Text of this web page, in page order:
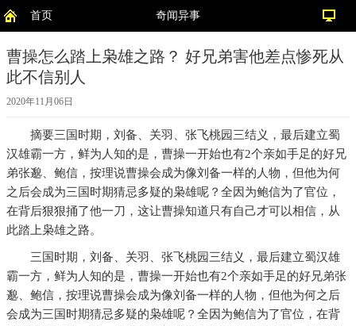
首页 奇闻异事
曹操怎么踏上枭雄之路？ 好兄弟害他差点惨死从
此不信别人
2020年11月06日
摘要三国时期，刘备、关羽、张飞桃园三结义，最后建立蜀
汉雄霸一方，鲜为人知的是，曹操一开始也有2个亲如手足的好兄
弟张邈、鲍信，按理说曹操会成为像刘备一样的人物，但他为何
之后会成为三国时期猜忌多疑的枭雄呢？全因为鲍信为了官位，
在背后狠狠捅了他一刀，这让曹操知道只有自己才可以相信，从
此踏上枭雄之路。
三国时期，刘备、关羽、张飞桃园三结义，最后建立蜀汉雄
霸一方，鲜为人知的是，曹操一开始也有2个亲如手足的好兄弟张
邈、鲍信，按理说曹操会成为像刘备一样的人物，但他为何之后
会成为三国时期猜忌多疑的枭雄呢？全因为鲍信为了官位，在背